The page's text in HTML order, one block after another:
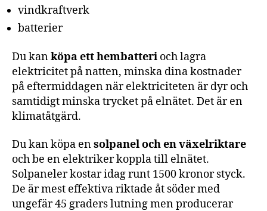
vindkraftverk
batterier
Du kanköpa ett hembatteri och lagra
elektricitet på natten, minska dina kostnader
på eftermiddagen när elektriciteten är dyr och
samtidigt minska trycket på elnätet. Det är en
klimatåtgärd.
Du kan köpa ensolpanel och en växelriktare
och be en elektriker koppla till elnätet.
Solpaneler kostar idag runt 1500 kronor styck.
De är mest effektiva riktade åt söder med
ungefär 45 graders lutning men producerar